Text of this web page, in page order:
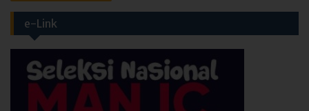
e-Link